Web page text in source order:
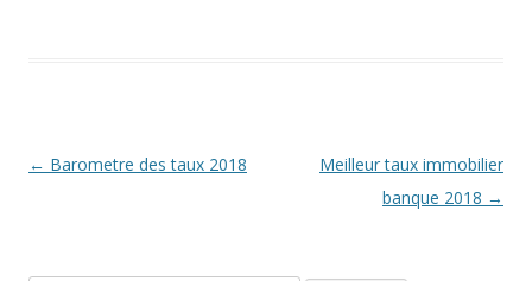
Navigation
← Barometre des taux 2018
Meilleur taux immobilier
banque 2018 →